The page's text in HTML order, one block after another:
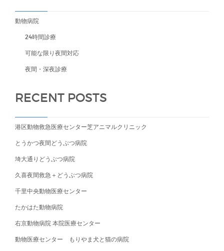
動物病院
24時間診療
可能な限り夜間対応
夜間・深夜診療
RECENT POSTS
港区動物救急医療センター芝アニマルクリニック
とうかつ夜間どうぶつ病院
埼大通りどうぶつ病院
久喜夜間救急＋どうぶつ病院
千里中央動物医療センター
たかはた動物病院
右京動物病院 本院医療センター
動物医療センター もりやま犬と猫の病院